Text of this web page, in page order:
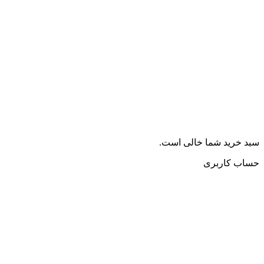
سبد خرید شما خالی است.
حساب کاربری